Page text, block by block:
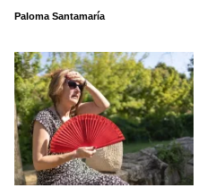
Paloma Santamaría